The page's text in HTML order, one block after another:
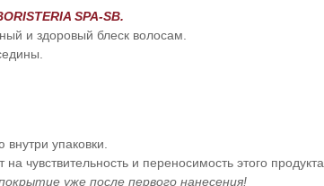
SPA-SB.
и здоровый блеск волосам.
упаковки.
чувствительность и переносимость этого продукта.
уже после первого нанесения!